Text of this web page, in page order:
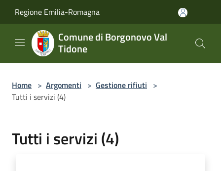
Regione Emilia-Romagna
Comune di Borgonovo Val
Tidone
Home > Argomenti > Gestione rifiuti >
Tutti i servizi (4)
Tutti i servizi (4)